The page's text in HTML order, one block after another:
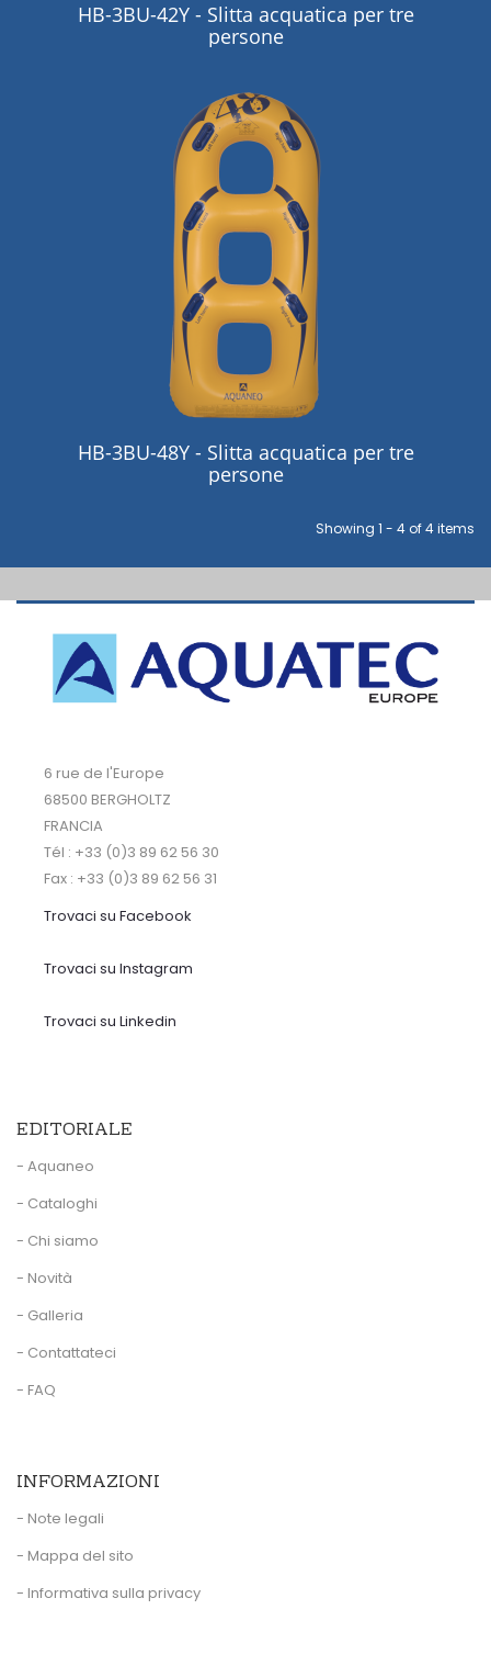
HB-3BU-42Y - Slitta acquatica per tre
persone
HB-3BU-48Y - Slitta acquatica per tre
persone
Showing 1 - 4 of 4 items
6 rue de l'Europe
68500 BERGHOLTZ
FRANCIA
Tél : +33 (0)3 89 62 56 30
Fax : +33 (0)3 89 62 56 31
Trovaci su Facebook
Trovaci su Instagram
Trovaci su Linkedin
EDITORIALE
- Aquaneo
- Cataloghi
- Chi siamo
- Novità
- Galleria
- Contattateci
- FAQ
INFORMAZIONI
- Note legali
- Mappa del sito
- Informativa sulla privacy